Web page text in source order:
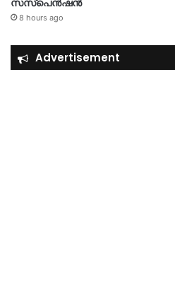
8 hours ago
Advertisement